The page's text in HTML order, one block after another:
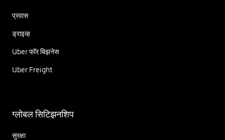
प्रवास
ड्राइव्ह
Uber फॉर बिझनेस
Uber Freight
ग्लोबल सिटिझनशिप
सुरक्षा